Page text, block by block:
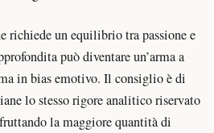
richiede un equilibrio tra passione e
può diventare un’arma a
in bias emotivo. Il consiglio è di
lo stesso rigore analitico riservato
la maggiore quantità di